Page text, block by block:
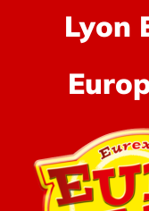
Lyon